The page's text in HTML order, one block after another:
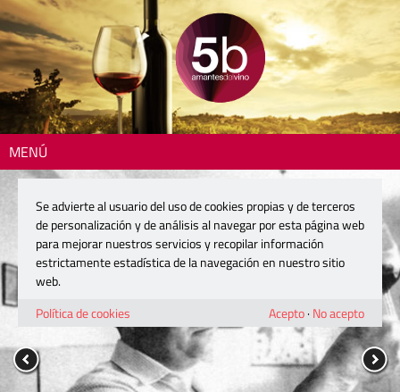
MENÚ
Se advierte al usuario del uso de cookies propias y de terceros
de personalización y de análisis al navegar por esta página web
para mejorar nuestros servicios y recopilar información
estrictamente estadística de la navegación en nuestro sitio
web.
Política de cookies
Acepto· No acepto